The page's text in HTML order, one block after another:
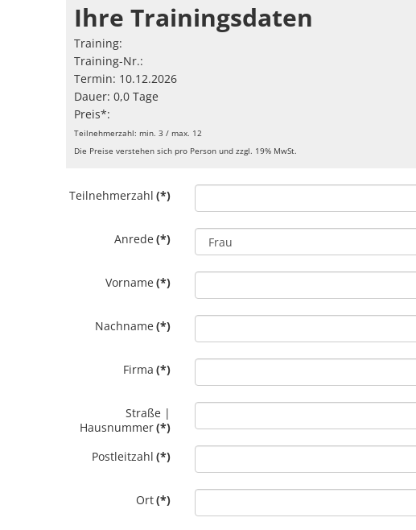
Ihre Trainingsdaten
Training:
Training-Nr.:
Termin: 10.12.2026
Dauer: 0,0 Tage
Preis*:
Teilnehmerzahl: min. 3 / max. 12
Die Preise verstehen sich pro Person und zzgl. 19% MwSt.
Teilnehmerzahl (*)
Anrede(*)
Vorname(*)
Nachname(*)
Firma (*)
Straße |
Hausnummer(*)
Postleitzahl (*)
Ort(*)